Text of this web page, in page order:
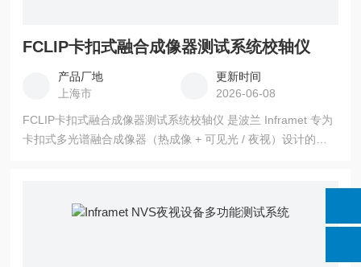
FCLIP卡扣式融合成像器测试系统校轴仪
产品厂地
上海市
更新时间
2026-06-08
FCLIP卡扣式融合成像器测试系统校轴仪 是波兰 Inframet 专为
卡扣式多光谱融合成像器（热成像 + 可见光 / 夜视）设计的全